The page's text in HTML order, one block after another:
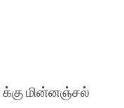
க்கு மின்னஞ்சல்